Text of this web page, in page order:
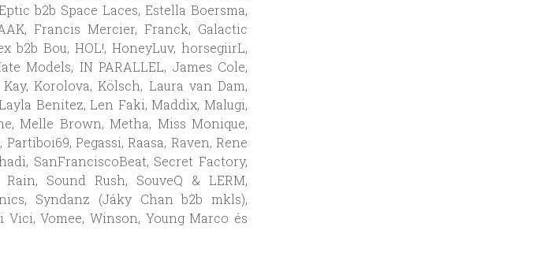
b2b Space Laces, Estella Boersma,
Francis Mercier, Franck, Galactic
b2b Bou, HOL!, HoneyLuv, horsegiirL,
Models, IN PARALLEL, James Cole,
Korolova, Kölsch, Laura van Dam,
Benitez, Len Faki, Maddix, Malugi,
Melle Brown, Metha, Miss Monique,
Pegassi, Raasa, Raven, Rene
SanFranciscoBeat, Secret Factory,
Sound Rush, SouveQ & LERM,
Syndanz (Jáky Chan b2b mkls),
Vomee, Winson, Young Marco és